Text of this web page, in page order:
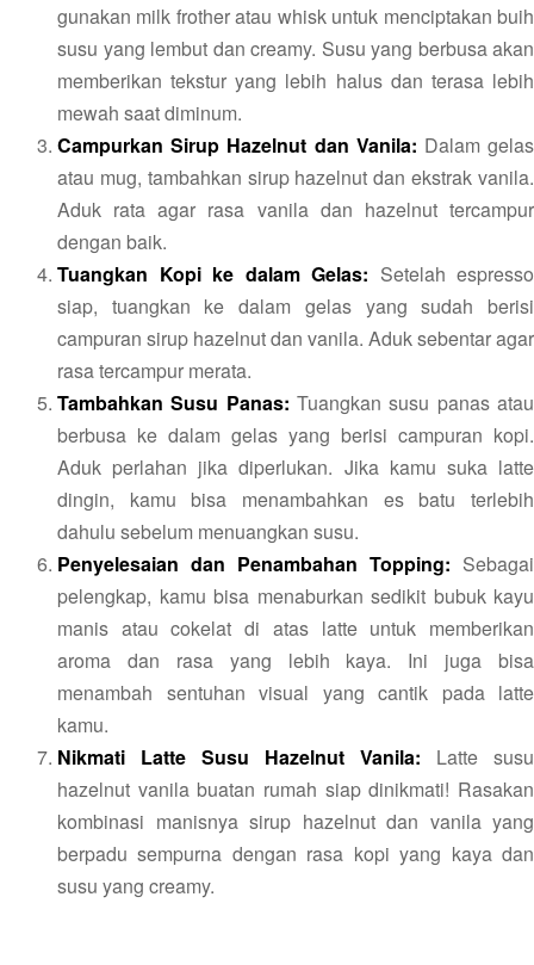
gunakan milk frother atau whisk untuk menciptakan buih
susu yang lembut dan creamy. Susu yang berbusa akan
memberikan tekstur yang lebih halus dan terasa lebih
mewah saat diminum.
Campurkan Sirup Hazelnut dan Vanila: Dalam gelas
atau mug, tambahkan sirup hazelnut dan ekstrak vanila.
Aduk rata agar rasa vanila dan hazelnut tercampur
dengan baik.
Tuangkan Kopi ke dalam Gelas: Setelah espresso
siap, tuangkan ke dalam gelas yang sudah berisi
campuran sirup hazelnut dan vanila. Aduk sebentar agar
rasa tercampur merata.
Tambahkan Susu Panas: Tuangkan susu panas atau
berbusa ke dalam gelas yang berisi campuran kopi.
Aduk perlahan jika diperlukan. Jika kamu suka latte
dingin, kamu bisa menambahkan es batu terlebih
dahulu sebelum menuangkan susu.
Penyelesaian dan Penambahan Topping: Sebagai
pelengkap, kamu bisa menaburkan sedikit bubuk kayu
manis atau cokelat di atas latte untuk memberikan
aroma dan rasa yang lebih kaya. Ini juga bisa
menambah sentuhan visual yang cantik pada latte
kamu.
Nikmati Latte Susu Hazelnut Vanila: Latte susu
hazelnut vanila buatan rumah siap dinikmati! Rasakan
kombinasi manisnya sirup hazelnut dan vanila yang
berpadu sempurna dengan rasa kopi yang kaya dan
susu yang creamy.